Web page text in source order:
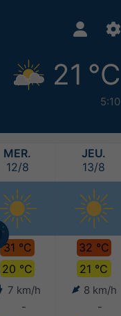
21 °C
5:10
MER.
12/8
31 °C
20 °C
7 km/h
-
JEU.
13/8
32 °C
21 °C
8 km/h
-